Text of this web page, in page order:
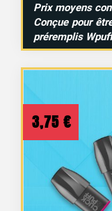
Prix moyens
Conçue pour
préremplis
3,75 €